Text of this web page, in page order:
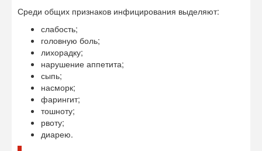
Среди общих признаков инфицирования выделяют:
слабость;
головную боль;
лихорадку;
нарушение аппетита;
сыпь;
насморк;
фарингит;
тошноту;
рвоту;
диарею.